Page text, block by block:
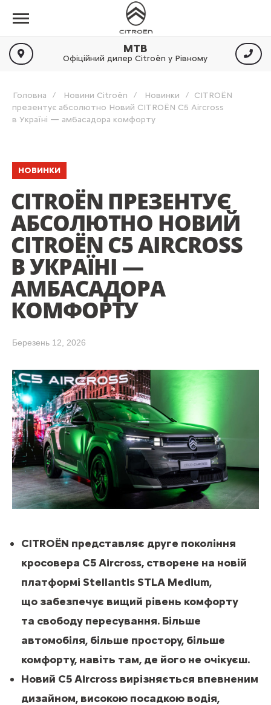
МТВ
Офіційний дилер Citroën у Рівному
Головна Новини Citroën Новинки
CITROËN
презентує абсолютно Новий CITROËN C5 Aircross
в Україні — амбасадора комфорту
НОВИНКИ
CITROËN ПРЕЗЕНТУЄ
АБСОЛЮТНО НОВИЙ
CITROËN C5 AIRCROSS
В УКРАЇНІ —
АМБАСАДОРА
КОМФОРТУ
Березень 12, 2026
CITROËN представляє друге покоління
кросовера C5 Aircross, створене на новій
платформі Stellantis STLA Medium,
що забезпечує вищий рівень комфорту
та свободу пересування. Більше
автомобіля, більше простору, більше
комфорту, навіть там, де його не очікуєш.
Новий C5 Aircross вирізняється впевненим
дизайном, високою посадкою водія,